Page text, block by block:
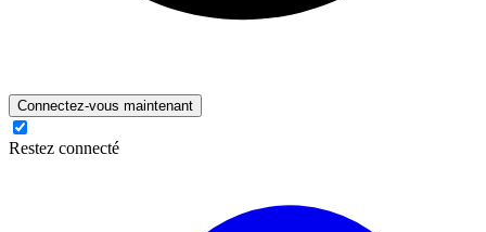
Connectez-vous maintenant
Restez connecté